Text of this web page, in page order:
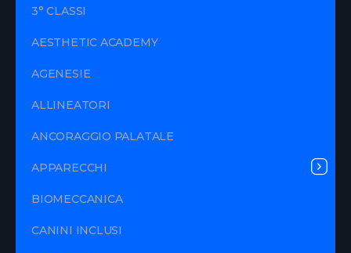
3° CLASSI
AESTHETIC ACADEMY
AGENESIE
ALLINEATORI
ANCORAGGIO PALATALE
APPARECCHI
BIOMECCANICA
CANINI INCLUSI